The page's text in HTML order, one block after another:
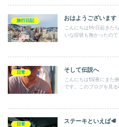
旅行日記 おはようございます
こんにちは❗️今日起き
いな症状も無かったので
日常 そして伝説へ
こんにちは❗️深夜にま
です。このブログを見る
日常 ステーキといえば🥩